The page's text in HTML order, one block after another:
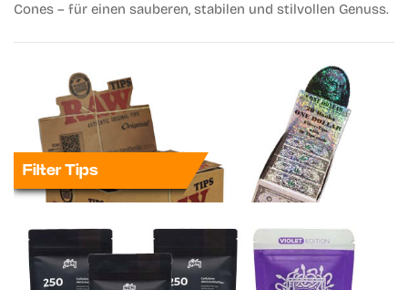
Cones – für einen sauberen, stabilen und stilvollen Genuss.
Filter Tips